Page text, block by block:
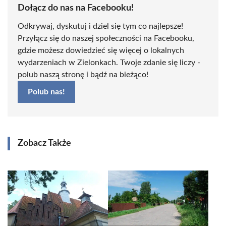
Dołącz do nas na Facebooku!
Odkrywaj, dyskutuj i dziel się tym co najlepsze!
Przyłącz się do naszej społeczności na Facebooku,
gdzie możesz dowiedzieć się więcej o lokalnych
wydarzeniach w Zielonkach. Twoje zdanie się liczy -
polub naszą stronę i bądź na bieżąco!
Polub nas!
Zobacz Także